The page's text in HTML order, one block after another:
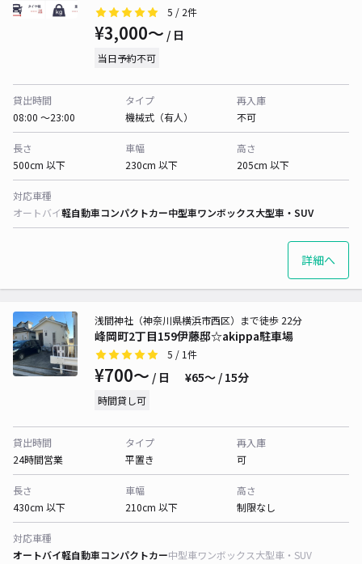
5 / 2件
¥3,000〜 / 日
当日予約不可
貸出時間
08:00 〜23:00
タイプ
機械式（有人）
再入庫
不可
長さ
500cm 以下
車幅
230cm 以下
高さ
205cm 以下
対応車種
オートバイ軽自動車コンパクトカー中型車ワンボックス大型車・SUV
詳細へ
峰岡町2丁目159伊藤邸☆akippa駐車場
浅間神社（神奈川県横浜市西区）まで徒歩 22分
5 / 1件
¥700〜 / 日 ¥65〜 / 15分
時間貸し可
貸出時間
24時間営業
タイプ
平置き
再入庫
可
長さ
430cm 以下
車幅
210cm 以下
高さ
制限なし
対応車種
オートバイ軽自動車コンパクトカー中型車ワンボックス大型車・SUV